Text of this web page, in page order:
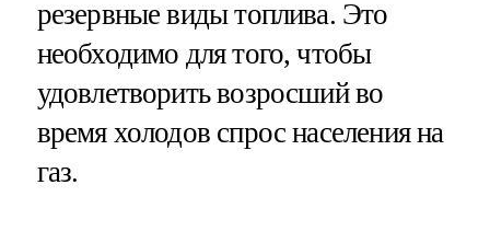
резервные виды топлива. Это
необходимо для того, чтобы
удовлетворить возросший во
время холодов спрос населения на
газ.